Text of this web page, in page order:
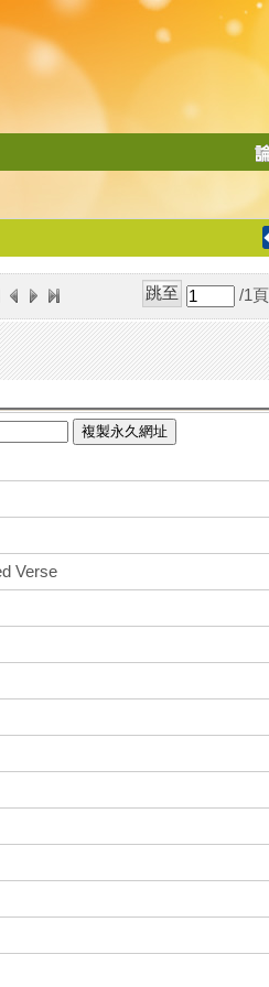
導
/1 頁
複製永久網址
Verse